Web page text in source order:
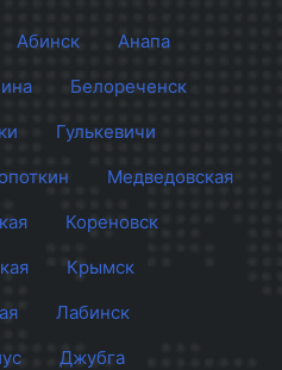
Абинск
Анапа
Белореченск
Гулькевичи
Медведовская
Кореновск
Крымск
Лабинск
Джубга